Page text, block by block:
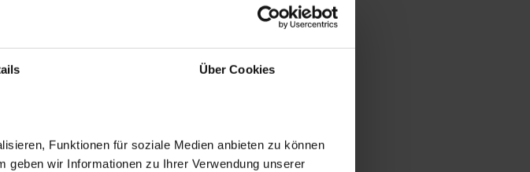
Über Cookies
Funktionen für soziale Medien anbieten zu können
geben wir Informationen zu Ihrer Verwendung unserer